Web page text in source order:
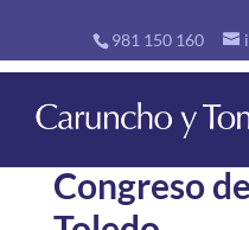
981 150 160
Congreso